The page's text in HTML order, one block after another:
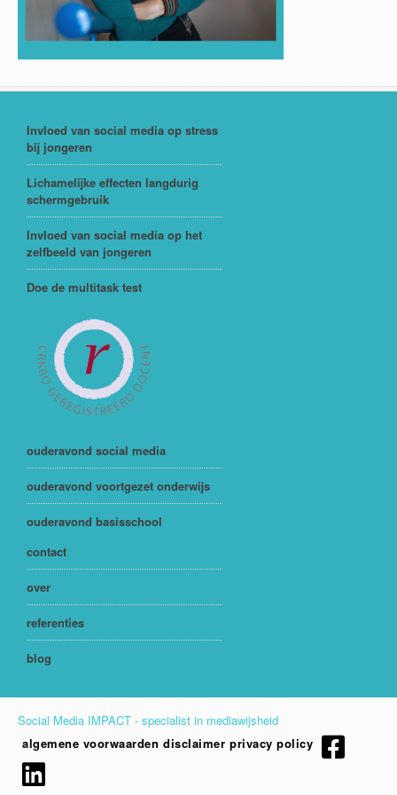
Invloed van social media op stress
bij jongeren
Lichamelijke effecten langdurig
schermgebruik
Invloed van social media op het
zelfbeeld van jongeren
Doe de multitask test
ouderavond social media
ouderavond voortgezet onderwijs
ouderavond basisschool
contact
over
referenties
blog
Social Media IMPACT - specialist in mediawijsheid
algemene voorwaarden disclaimer privacy policy